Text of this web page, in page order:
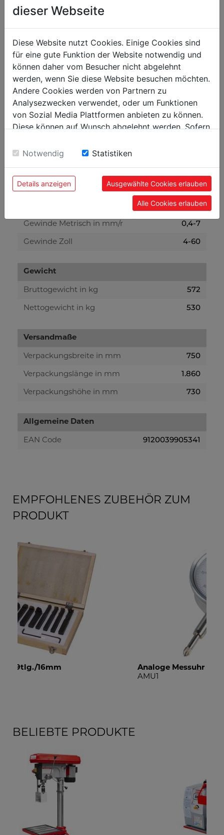
max. Umlaufdurchmesser Bett in mm
max. Umlaufdurchmesser ohne Brücke in
450
Drehspindeldrehzahl in min-1 65-1810
Spindel Konus MK5/MT5
Längsvorschub
Quervorschub 0,017-0,276
Verfahrweg Querschlitten in mm 160
Verfahrweg Oberschlitten in mm 80
Gewinde Metrisch in mm/r 0,4-7
Gewinde Zoll 4-60
Gewicht
Bruttogewicht in kg 572
Nettogewicht in kg 530
Versandmaße
Verpackungsbreite in mm 750
Verpackungslänge in mm 1.860
Verpackungshöhe in mm 730
Allgemeine Daten
EAN Code 9120039905341
EMPFOHLENES ZUBEHÖR ZUM
PRODUKT
Analoge Messuhr
BELIEBTE PRODUKTE
dieser Webseite
Diese Website nutzt Cookies. Einige Cookies sind
für eine gute Funktion der Website notwendig und
können daher vom Besucher nicht abgelehnt
werden, wenn Sie diese Website besuchen möchten.
Andere Cookies werden von Partnern zu
Analysezwecken verwendet, oder um Funktionen
von Sozial Media Plattformen anbieten zu können.
Diese können auf Wunsch abgelehnt werden. Sofern
Einwilligung zu unseren Cookies.
Notwendig Statistiken
Details anzeigen Ausgewählte Cookies erlauben
Alle Cookies erlauben